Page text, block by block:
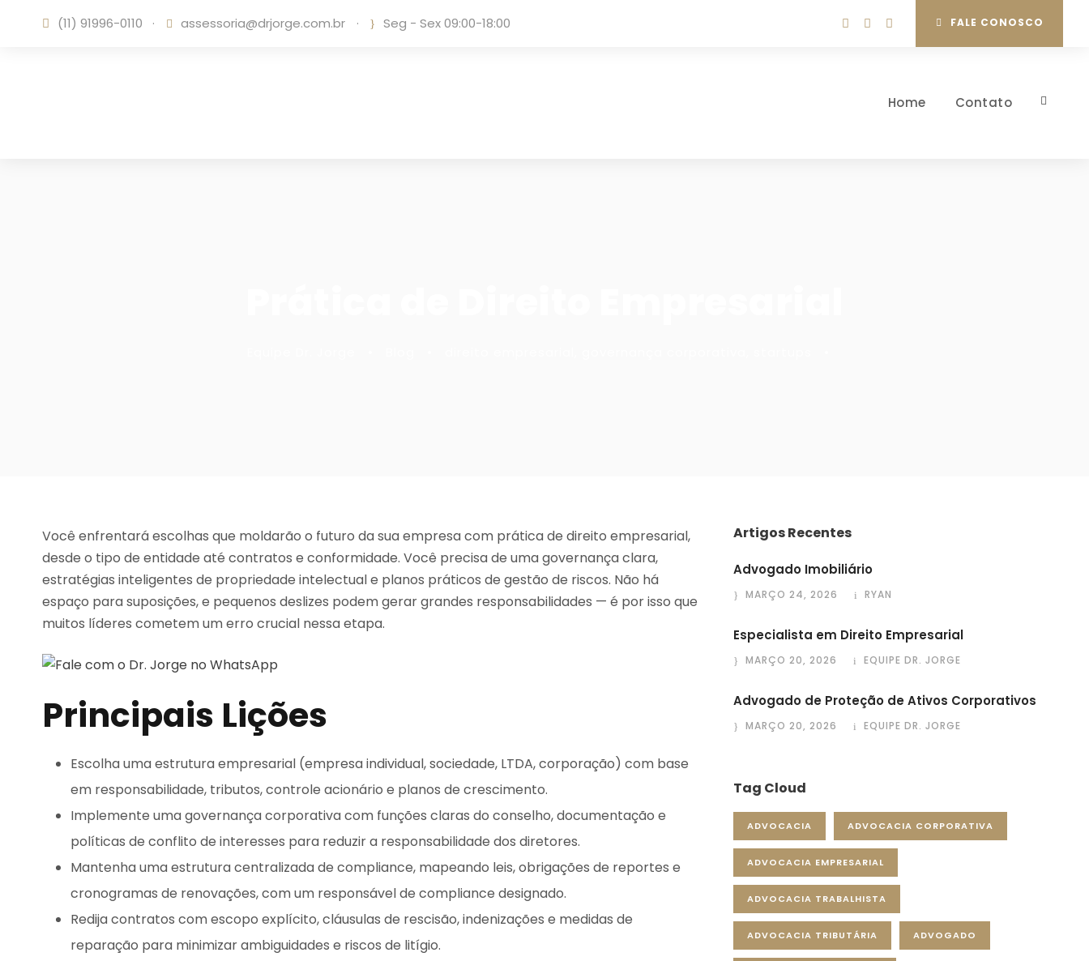
(11) 91996-0110 · assessoria@drjorge.com.br · Seg - Sex 09:00-18:00 FALE CONOSCO
Home Contato
Você enfrentará escolhas que moldarão o futuro da sua empresa com prática de direito empresarial,
desde o tipo de entidade até contratos e conformidade. Você precisa de uma governança clara,
estratégias inteligentes de propriedade intelectual e planos práticos de gestão de riscos. Não há
espaço para suposições, e pequenos deslizes podem gerar grandes responsabilidades — é por isso que
muitos líderes cometem um erro crucial nessa etapa.
Principais Lições
Escolha uma estrutura empresarial (empresa individual, sociedade, LTDA, corporação) com base
em responsabilidade, tributos, controle acionário e planos de crescimento.
Implemente uma governança corporativa com funções claras do conselho, documentação e
políticas de conflito de interesses para reduzir a responsabilidade dos diretores.
Mantenha uma estrutura centralizada de compliance, mapeando leis, obrigações de reportes e
cronogramas de renovações, com um responsável de compliance designado.
Redija contratos com escopo explícito, cláusulas de rescisão, indenizações e medidas de
reparação para minimizar ambiguidades e riscos de litígio.
Artigos Recentes
Advogado Imobiliário
MARÇO 24, 2026 RYAN
Especialista em Direito Empresarial
MARÇO 20, 2026 EQUIPE DR. JORGE
Advogado de Proteção de Ativos Corporativos
MARÇO 20, 2026 EQUIPE DR. JORGE
Tag Cloud
ADVOCACIA ADVOCACIA CORPORATIVA
ADVOCACIA EMPRESARIAL
ADVOCACIA TRABALHISTA
ADVOCACIA TRIBUTÁRIA ADVOGADO